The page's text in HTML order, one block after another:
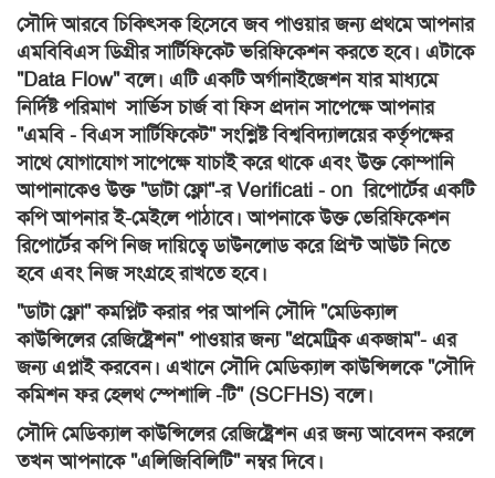
সৌদি আরবে চিকিৎসক হিসেবে জব পাওয়ার জন্য প্রথমে আপনার
এমবিবিএস ডিগ্রীর সার্টিফিকেট ভরিফিকেশন করতে হবে। এটাকে
"Data Flow" বলে। এটি একটি অর্গানাইজেশন যার মাধ্যমে
নির্দিষ্ট পরিমাণ সার্ভিস চার্জ বা ফিস প্রদান সাপেক্ষে আপনার
"এমবি - বিএস সার্টিফিকেট" সংশ্লিষ্ট বিশ্ববিদ্যালয়ের কর্তৃপক্ষের
সাথে যোগাযোগ সাপেক্ষে যাচাই করে থাকে এবং উক্ত কোম্পানি
আপানাকেও উক্ত "ডাটা ফ্লো"-র Verificati - on রিপোর্টের একটি
কপি আপনার ই-মেইলে পাঠাবে। আপনাকে উক্ত ভেরিফিকেশন
রিপোর্টের কপি নিজ দায়িত্বে ডাউনলোড করে প্রিন্ট আউট নিতে
হবে এবং নিজ সংগ্রহে রাখতে হবে।
"ডাটা ফ্লো" কমপ্লিট করার পর আপনি সৌদি "মেডিক্যাল
কাউন্সিলের রেজিষ্ট্রেশন" পাওয়ার জন্য "প্রমেট্রিক এক্জাম"- এর
জন্য এপ্লাই করবেন। এখানে সৌদি মেডিক্যাল কাউন্সিলকে "সৌদি
কমিশন ফর হেলথ স্পেশালি -টি" (SCFHS) বলে।
সৌদি মেডিক্যাল কাউন্সিলের রেজিষ্ট্রেশন এর জন্য আবেদন করলে
তখন আপনাকে "এলিজিবিলিটি" নম্বর দিবে।